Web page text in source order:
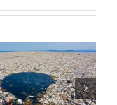
Cursos
gratuitos de
radio de la